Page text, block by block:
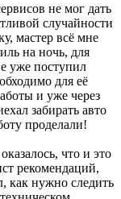
не мог дать
случайности
мастер всё мне
на ночь, для
уже поступил
для её
и уже через
забирать авто
проделали!
что и это
рекомендаций,
как нужно следить